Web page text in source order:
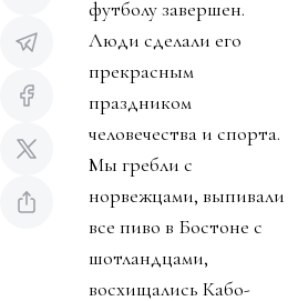
футболу завершен.
Люди сделали его
прекрасным
праздником
человечества и спорта.
Мы гребли с
норвежцами, выпивали
все пиво в Бостоне с
шотландцами,
восхищались Кабо-